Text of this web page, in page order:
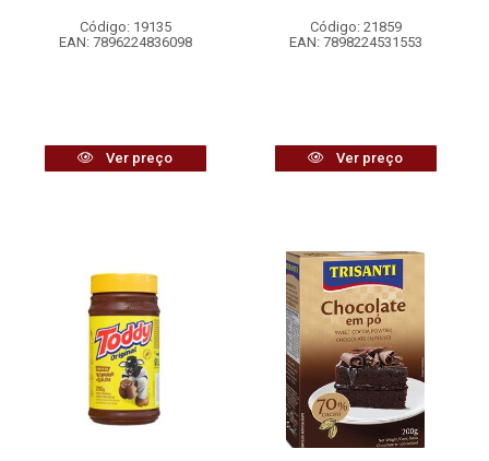
Código: 19135
EAN: 7896224836098
Ver preço
Código: 21859
EAN: 7898224531553
Ver preço